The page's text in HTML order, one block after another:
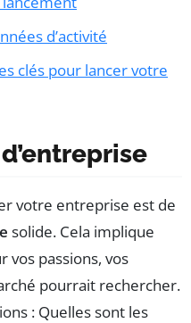
d’activité
clés pour lancer votre
votre entreprise est de
solide. Cela implique
passions, vos
pourrait rechercher.
: Quelles sont les